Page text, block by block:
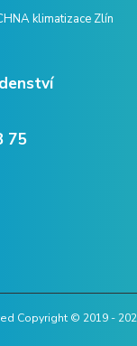
75
Copyright © 2019 -